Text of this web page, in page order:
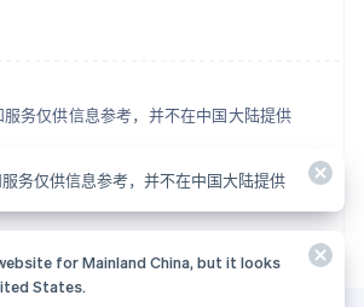
务仅供信息参考，并不在中国大陆提供
务仅供信息参考，并不在中国大陆提供
for Mainland China, but it looks
States.